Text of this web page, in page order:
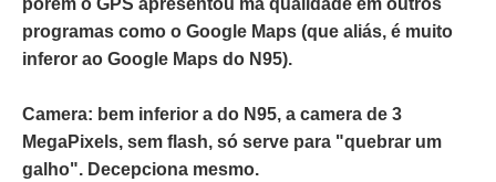
porém o GPS apresentou má qualidade em outros
programas como o Google Maps (que aliás, é muito
inferor ao Google Maps do N95).
Camera: bem inferior a do N95, a camera de 3
MegaPixels, sem flash, só serve para "quebrar um
galho". Decepciona mesmo.